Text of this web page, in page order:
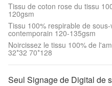
Tissu de coton rose du tissu
120gsm
Tissu 100% respirable de
contemporain 120-135gsm
Noircissez le tissu 100% de
32*32 70*128
Seul Signage de Digital de